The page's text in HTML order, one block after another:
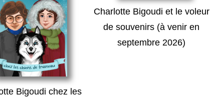
Bigoudi chez les
Charlotte Bigoudi et le voleur
de souvenirs (à venir en
septembre 2026)